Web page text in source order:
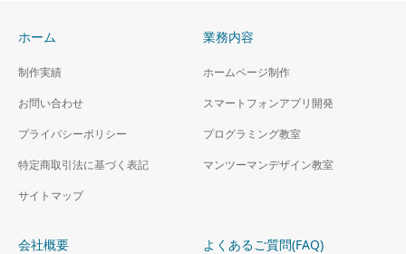
ホーム
制作実績
お問い合わせ
プライバシーポリシー
特定商取引法に基づく表記
サイトマップ
業務内容
ホームページ制作
スマートフォンアプリ開発
プログラミング教室
マンツーマンデザイン教室
会社概要 よくあるご質問(FAQ)